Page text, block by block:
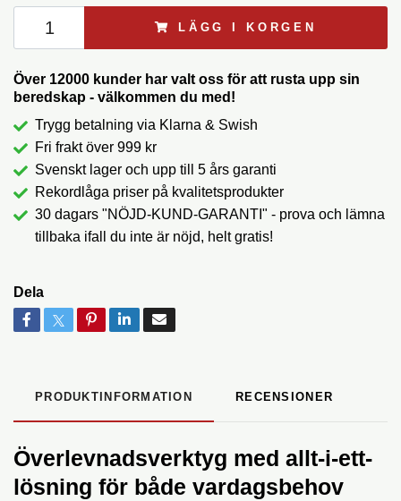
LÄGG I KORGEN
Över 12000 kunder har valt oss för att rusta upp sin
beredskap - välkommen du med!
Trygg betalning via Klarna & Swish
Fri frakt över 999 kr
Svenskt lager och upp till 5 års garanti
Rekordlåga priser på kvalitetsprodukter
30 dagars "NÖJD-KUND-GARANTI" - prova och lämna
tillbaka ifall du inte är nöjd, helt gratis!
Dela
PRODUKTINFORMATION RECENSIONER
Överlevnadsverktyg med allt-i-ett-
lösning för både vardagsbehov